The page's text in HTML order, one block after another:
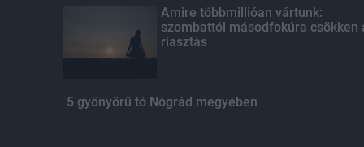
Amire többmillióan vártunk:
szombattól másodfokúra csökken
riasztás
5 gyönyörű tó Nógrád megyében